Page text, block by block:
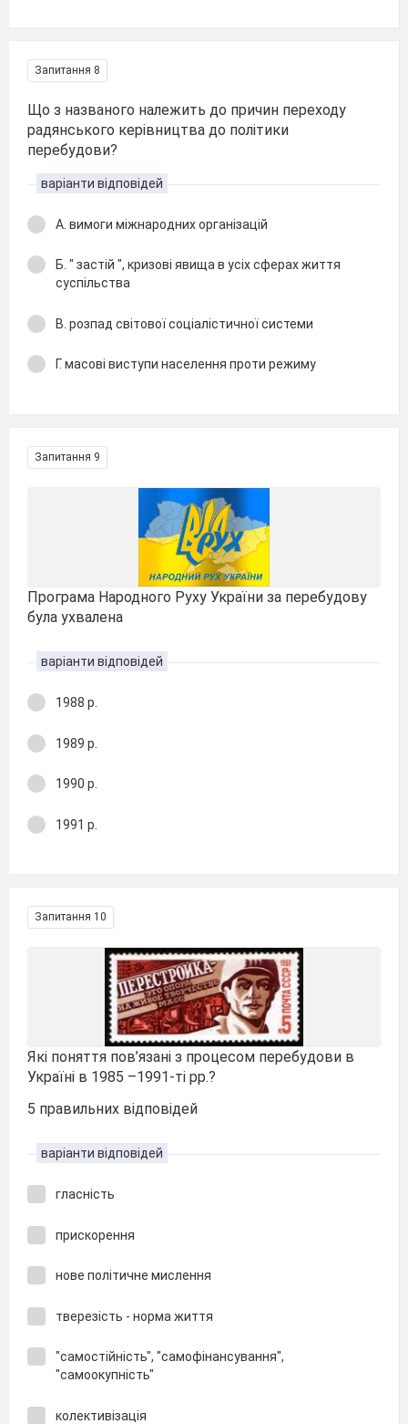
Запитання 8
Що з названого належить до причин переходу
радянського керівництва до політики
перебудови?
варіанти відповідей
А. вимоги міжнародних організацій
Б. " застій ", кризові явища в усіх сферах життя
суспільства
В. розпад світової соціалістичної системи
Г. масові виступи населення проти режиму
Запитання 9
Програма Народного Руху України за перебудову
була ухвалена
варіанти відповідей
1988 р.
1989 р.
1990 р.
1991 р.
Запитання 10
Які поняття пов’язані з процесом перебудови в
Україні в 1985 –1991-ті рр.?
5 правильних відповідей
варіанти відповідей
гласність
прискорення
нове політичне мислення
тверезість - норма життя
"самостійність", "самофінансування",
"самоокупність"
колективізація